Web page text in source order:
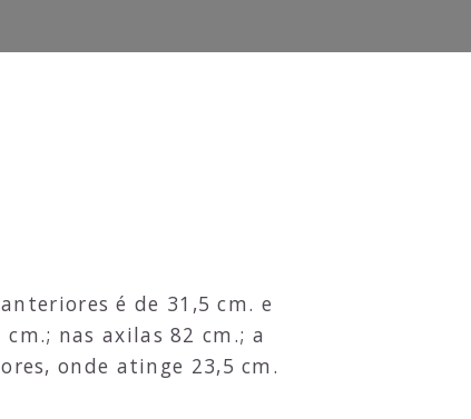
é de 31,5 cm. e
nas axilas 82 cm.; a
onde atinge 23,5 cm.